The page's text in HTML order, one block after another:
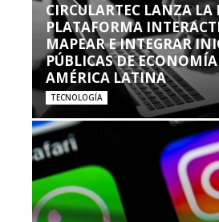
CIRCULARTEC LANZA LA
PLATAFORMA
MAPEAR E INTEGRAR
PÚBLICAS DE
AMÉRICA LATINA
TECNOLOGÍA